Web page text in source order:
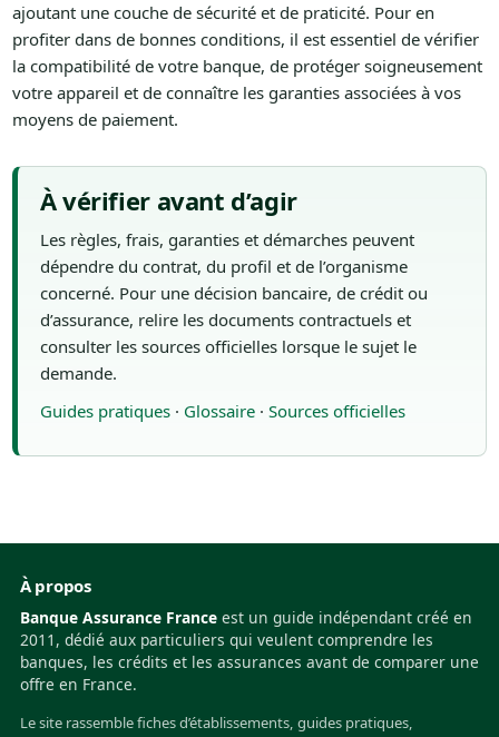
ajoutant une couche de sécurité et de praticité. Pour en
profiter dans de bonnes conditions, il est essentiel de vérifier
la compatibilité de votre banque, de protéger soigneusement
votre appareil et de connaître les garanties associées à vos
moyens de paiement.
À vérifier avant d’agir
Les règles, frais, garanties et démarches peuvent
dépendre du contrat, du profil et de l’organisme
concerné. Pour une décision bancaire, de crédit ou
d’assurance, relire les documents contractuels et
consulter les sources officielles lorsque le sujet le
demande.
Guides pratiques· Glossaire· Sources officielles
À propos
Banque Assurance France est un guide indépendant créé en
2011, dédié aux particuliers qui veulent comprendre les
banques, les crédits et les assurances avant de comparer une
offre en France.
Le site rassemble fiches d’établissements, guides pratiques,